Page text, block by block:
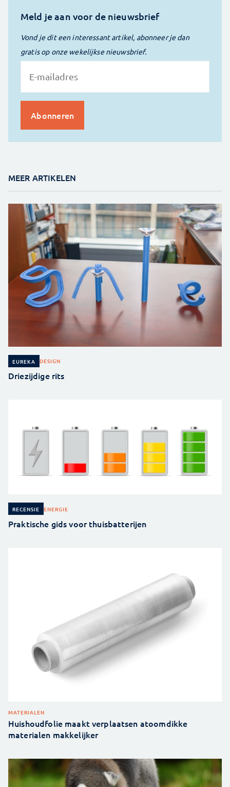
Meld je aan voor de nieuwsbrief
Vond je dit een interessant artikel, abonneer je dan
gratis op onze wekelijkse nieuwsbrief.
MEER ARTIKELEN
EUREKA DESIGN
Driezijdige rits
RECENSIE ENERGIE
Praktische gids voor thuisbatterijen
MATERIALEN
Huishoudfolie maakt verplaatsen atoomdikke
materialen makkelijker